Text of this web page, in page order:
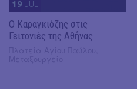
19 JUL
​Ο Καραγκιόζης στις
Γειτονιές της Αθήνας